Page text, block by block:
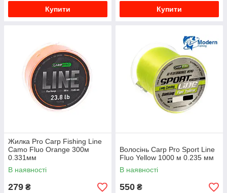
Купити Купити
Жилка Pro Carp Fishing Line
Camo Fluo Orange 300м
0.331мм
В наявності
279 ₴
Волосінь Carp Pro Sport Line
Fluo Yellow 1000 м 0.235 мм
В наявності
550 ₴